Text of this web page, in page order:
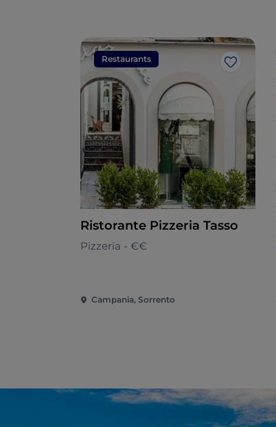
Restaurants
Like
Ristorante Pizzeria Tasso
Pizzeria - €€
Campania, Sorrento